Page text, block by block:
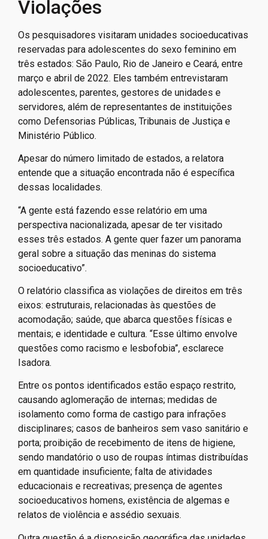
Violações
Os pesquisadores visitaram unidades socioeducativas
reservadas para adolescentes do sexo feminino em
três estados: São Paulo, Rio de Janeiro e Ceará, entre
março e abril de 2022. Eles também entrevistaram
adolescentes, parentes, gestores de unidades e
servidores, além de representantes de instituições
como Defensorias Públicas, Tribunais de Justiça e
Ministério Público.
Apesar do número limitado de estados, a relatora
entende que a situação encontrada não é específica
dessas localidades.
“A gente está fazendo esse relatório em uma
perspectiva nacionalizada, apesar de ter visitado
esses três estados. A gente quer fazer um panorama
geral sobre a situação das meninas do sistema
socioeducativo”.
O relatório classifica as violações de direitos em três
eixos: estruturais, relacionadas às questões de
acomodação; saúde, que abarca questões físicas e
mentais; e identidade e cultura. “Esse último envolve
questões como racismo e lesbofobia”, esclarece
Isadora.
Entre os pontos identificados estão espaço restrito,
causando aglomeração de internas; medidas de
isolamento como forma de castigo para infrações
disciplinares; casos de banheiros sem vaso sanitário e
porta; proibição de recebimento de itens de higiene,
sendo mandatório o uso de roupas íntimas distribuídas
em quantidade insuficiente; falta de atividades
educacionais e recreativas; presença de agentes
socioeducativos homens, existência de algemas e
relatos de violência e assédio sexuais.